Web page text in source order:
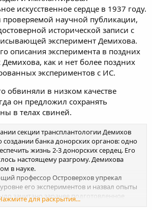
искусственное сердце в 1937 году.
научной публикации,
исторической записи с
эксперимент Демихова.
описания эксперимента в поздних
как и нет более поздних
экспериментов с ИС.
обвиняли в низком качестве
он предложил сохранять
в телах свиней.
секции трансплантологии Демихов
банка донорских органов: одно
жизнь 2-3 донорских сердец. Его
настоящему разгрому. Демихова
в науке.
профессор Островерхов упрекал
его экспериментов и назвал опыты
зачитано заранее подготовленное
инстанции о лишении Демихова всех
для раскрытия...